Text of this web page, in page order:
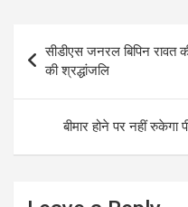
Post
navigation
सीडीएस जनरल बिपिन रावत
की श्रद्धांजलि
बीमार होने पर नहीं रुकेगा